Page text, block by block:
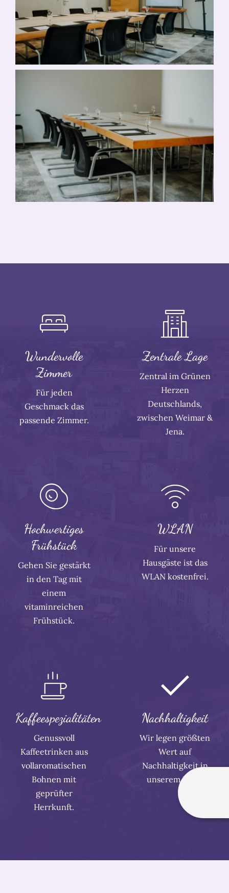
Wundervolle
Zimmer
Für jeden
Geschmack das
passende Zimmer.
Zentrale Lage
Zentral im Grünen
Herzen
Deutschlands,
zwischen Weimar &
Jena.
Hochwertiges
Frühstück
Gehen Sie gestärkt
in den Tag mit
einem
vitaminreichen
Frühstück.
Kaffeespezialitäten
Genussvoll
Kaffeetrinken aus
vollaromatischen
Bohnen mit
geprüfter
Herrkunft.
WLAN
Für unsere
Hausgäste ist das
WLAN kostenfrei.
Nachhaltigkeit
Wir legen größten
Wert auf
Nachhaltigkeit in
unserem Haus.